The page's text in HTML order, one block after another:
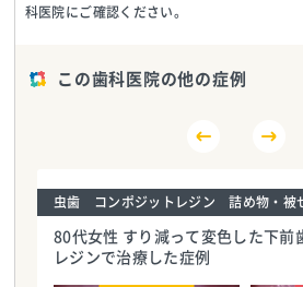
科医院にご確認ください。
この歯科医院の他の症例
虫歯 コンポジットレジン 詰め物・被
80代女性 すり減って変色した下前
レジンで治療した症例